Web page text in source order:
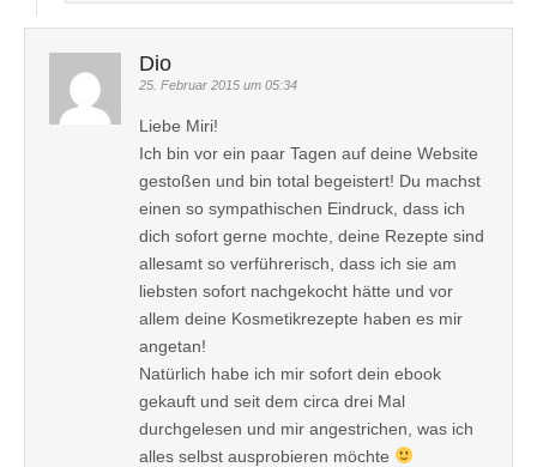
Dio
25. Februar 2015 um 05:34
Liebe Miri!
Ich bin vor ein paar Tagen auf deine Website
gestoßen und bin total begeistert! Du machst
einen so sympathischen Eindruck, dass ich
dich sofort gerne mochte, deine Rezepte sind
allesamt so verführerisch, dass ich sie am
liebsten sofort nachgekocht hätte und vor
allem deine Kosmetikrezepte haben es mir
angetan!
Natürlich habe ich mir sofort dein ebook
gekauft und seit dem circa drei Mal
durchgelesen und mir angestrichen, was ich
alles selbst ausprobieren möchte